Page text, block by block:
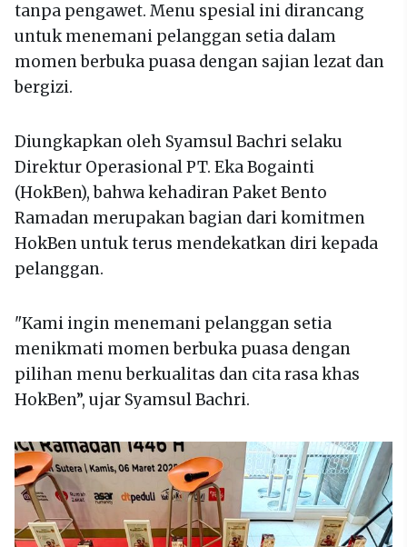
tanpa pengawet. Menu spesial ini dirancang
untuk menemani pelanggan setia dalam
momen berbuka puasa dengan sajian lezat dan
bergizi.
Diungkapkan oleh Syamsul Bachri selaku
Direktur Operasional PT. Eka Bogainti
(HokBen), bahwa kehadiran Paket Bento
Ramadan merupakan bagian dari komitmen
HokBen untuk terus mendekatkan diri kepada
pelanggan.
"Kami ingin menemani pelanggan setia
menikmati momen berbuka puasa dengan
pilihan menu berkualitas dan cita rasa khas
HokBen”, ujar Syamsul Bachri.